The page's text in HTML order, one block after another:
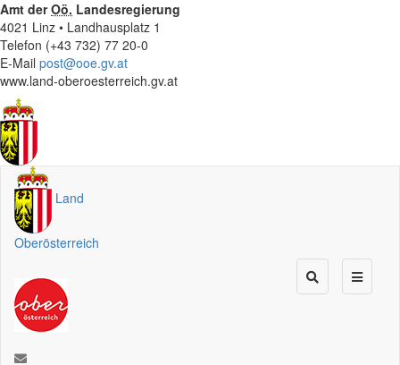
Amt derOö. Landesregierung
4021 Linz • Landhausplatz 1
Telefon (+43 732) 77 20-0
E-Mail post@ooe.gv.at
www.land-oberoesterreich.gv.at
Land
Oberösterreich